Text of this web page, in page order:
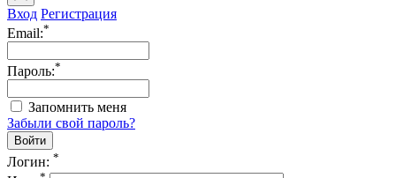
Вход Регистрация
Email:*
Пароль:*
Запомнить меня
Забыли свой пароль?
Логин: *